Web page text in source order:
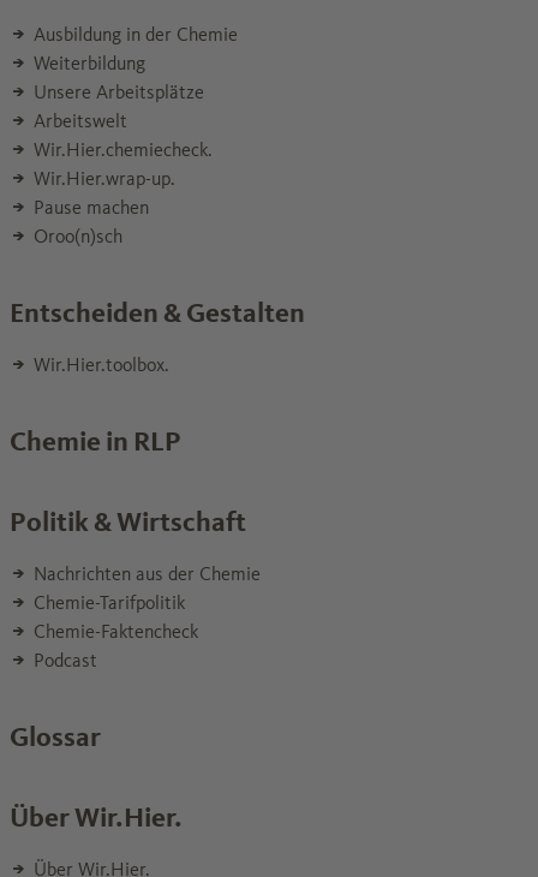
Ausbildung in der Chemie
Weiterbildung
Unsere Arbeitsplätze
Arbeitswelt
Wir.Hier.chemiecheck.
Wir.Hier.wrap-up.
Pause machen
Oroo(n)sch
Entscheiden & Gestalten
Wir.Hier.toolbox.
Chemie in RLP
Politik & Wirtschaft
Nachrichten aus der Chemie
Chemie-Tarifpolitik
Chemie-Faktencheck
Podcast
Glossar
Über Wir.Hier.
Über Wir.Hier.